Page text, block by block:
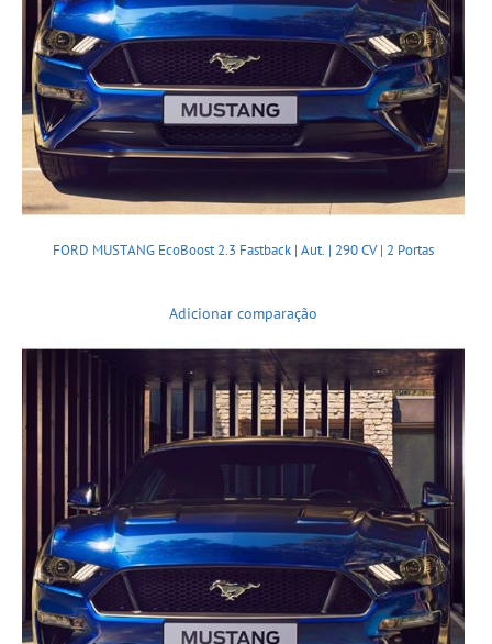
FORD MUSTANG EcoBoost 2.3 Fastback | Aut. | 290 CV | 2 Portas
Adicionar comparação